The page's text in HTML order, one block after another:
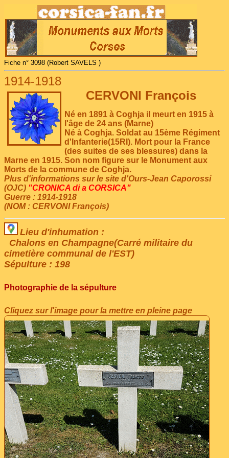
Fiche n° 3098 (Robert SAVELS )
1914-1918
CERVONI François
Né en 1891 à Coghja il meurt en 1915 à
l'âge de 24 ans (Marne)
Né à Coghja. Soldat au 15ème Régiment
d'Infanterie(15RI). Mort pour la France
(des suites de ses blessures) dans la
Marne en 1915. Son nom figure sur le Monument aux
Morts de la commune de Coghja.
Plus d'informations sur le site d'Ours-Jean Caporossi
(OJC) "CRONICA di a CORSICA"
Guerre : 1914-1918
(NOM : CERVONI François)
Lieu d'inhumation :
Chalons en Champagne(Carré militaire du
cimetière communal de l'EST)
Sépulture : 198
Photographie de la sépulture
Cliquez sur l'image pour la mettre en pleine page